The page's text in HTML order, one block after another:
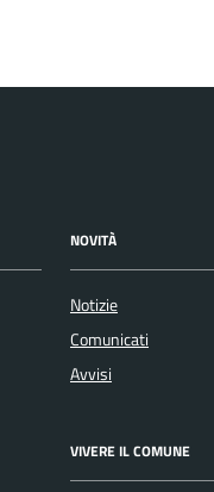
NOVITÀ
Notizie
Comunicati
Avvisi
VIVERE IL COMUNE